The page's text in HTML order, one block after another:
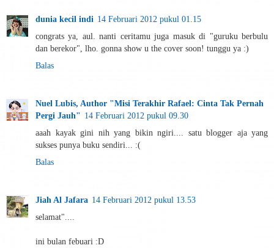
dunia kecil indi 14 Februari 2012 pukul 01.15
congrats ya, aul. nanti ceritamu juga masuk di "guruku berbulu
dan berekor", lho. gonna show u the cover soon! tunggu ya :)
Balas
Nuel Lubis, Author "Misi Terakhir Rafael: Cinta Tak Pernah
Pergi Jauh" 14 Februari 2012 pukul 09.30
aaah kayak gini nih yang bikin ngiri.... satu blogger aja yang
sukses punya buku sendiri... :(
Balas
Jiah Al Jafara 14 Februari 2012 pukul 13.53
selamat"....
ini bulan febuari :D